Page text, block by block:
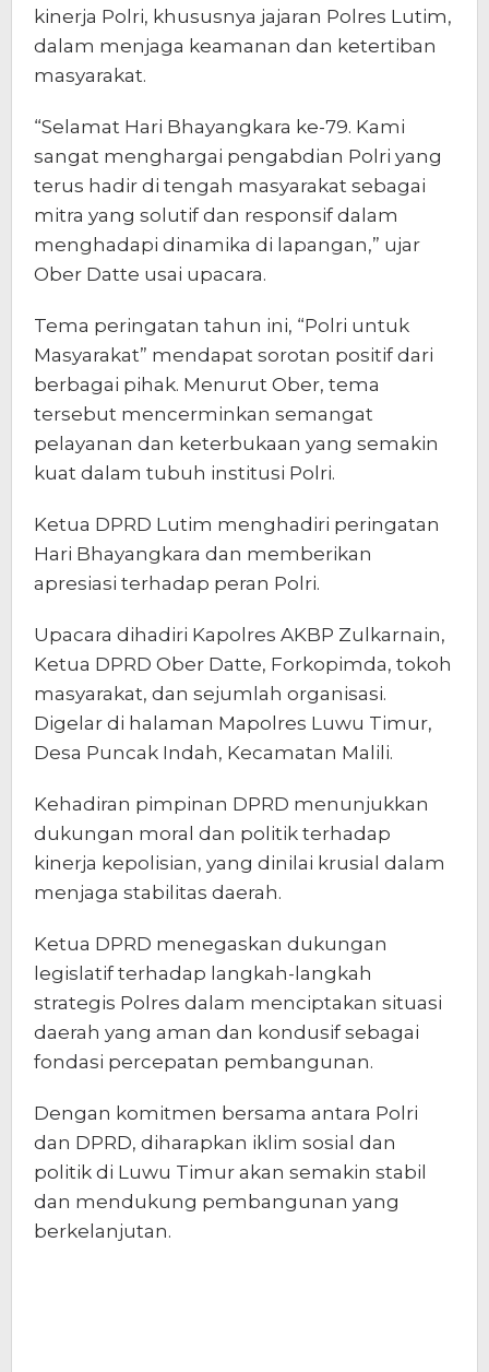
kinerja Polri, khususnya jajaran Polres Lutim,
dalam menjaga keamanan dan ketertiban
masyarakat.
“Selamat Hari Bhayangkara ke-79. Kami
sangat menghargai pengabdian Polri yang
terus hadir di tengah masyarakat sebagai
mitra yang solutif dan responsif dalam
menghadapi dinamika di lapangan,” ujar
Ober Datte usai upacara.
Tema peringatan tahun ini, “Polri untuk
Masyarakat” mendapat sorotan positif dari
berbagai pihak. Menurut Ober, tema
tersebut mencerminkan semangat
pelayanan dan keterbukaan yang semakin
kuat dalam tubuh institusi Polri.
Ketua DPRD Lutim menghadiri peringatan
Hari Bhayangkara dan memberikan
apresiasi terhadap peran Polri.
Upacara dihadiri Kapolres AKBP Zulkarnain,
Ketua DPRD Ober Datte, Forkopimda, tokoh
masyarakat, dan sejumlah organisasi.
Digelar di halaman Mapolres Luwu Timur,
Desa Puncak Indah, Kecamatan Malili.
Kehadiran pimpinan DPRD menunjukkan
dukungan moral dan politik terhadap
kinerja kepolisian, yang dinilai krusial dalam
menjaga stabilitas daerah.
Ketua DPRD menegaskan dukungan
legislatif terhadap langkah-langkah
strategis Polres dalam menciptakan situasi
daerah yang aman dan kondusif sebagai
fondasi percepatan pembangunan.
Dengan komitmen bersama antara Polri
dan DPRD, diharapkan iklim sosial dan
politik di Luwu Timur akan semakin stabil
dan mendukung pembangunan yang
berkelanjutan.